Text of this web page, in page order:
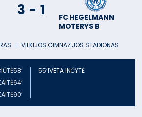
3 - 1
FC HEGELMANN
MOTERYS B
︱ VILKIJOS GIMNAZIJOS STADIONAS
58’
64’
90’
55’IVETA INČYTĖ